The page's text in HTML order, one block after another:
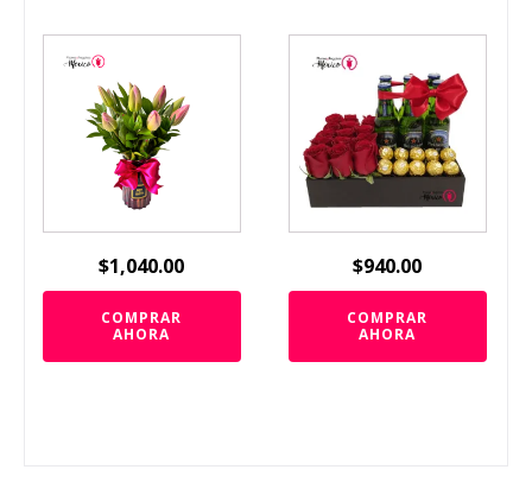
$1,040.00
COMPRAR
AHORA
$940.00
COMPRAR
AHORA